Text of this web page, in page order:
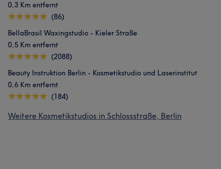
0,3 Km entfernt
(86)
BellaBrasil Waxingstudio - Kieler Straße
0,5 Km entfernt
(2088)
Beauty Instruktion Berlin - Kosmetikstudio und Laserinstitut
0,6 Km entfernt
(184)
Weitere Kosmetikstudios in Schlossstraße, Berlin